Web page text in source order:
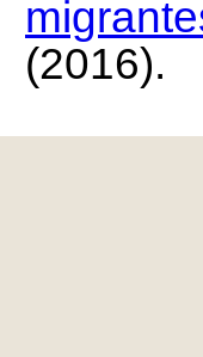
(2016).